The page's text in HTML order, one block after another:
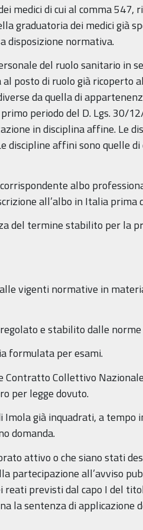
medici di cui al comma
graduatoria dei medici già
disposizione normativa.
del ruolo sanitario in
posto di ruolo già ricoperto
da quella di
periodo del D. Lgs. 30/
in disciplina affine. Le
discipline affini sono quelle
albo
all’albo in Italia prima
del termine stabilito per la
vigenti normative in
e stabilito dalle
formulata per esami.
Collettivo Nazionale
per legge dovuto.
Imola già inquadrati, a
domanda.
attivo o che siano stati
partecipazione all’avviso
previsti dal capo I del
la sentenza di applicazione